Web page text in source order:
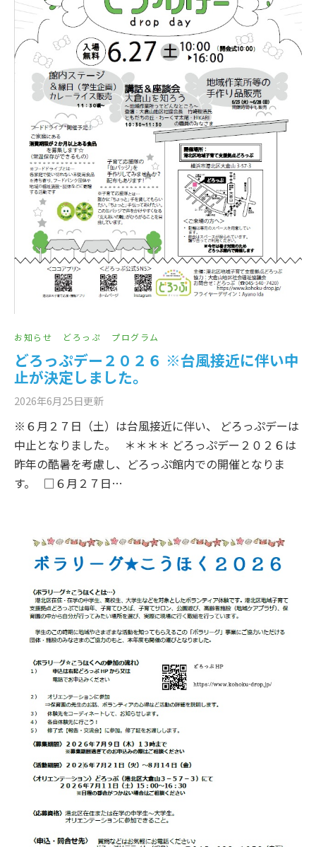
お知らせ どろっぷ プログラム
どろっぷデー２０２６ ※台風接近に伴い中
止が決定しました。
2026年6月25日更新
※６月２７日（土）は台風接近に伴い、 どろっぷデーは
中止となりました。 ＊＊＊＊ どろっぷデー２０２６は
昨年の酷暑を考慮し、どろっぷ館内での開催となりま
す。 □６月２７日…